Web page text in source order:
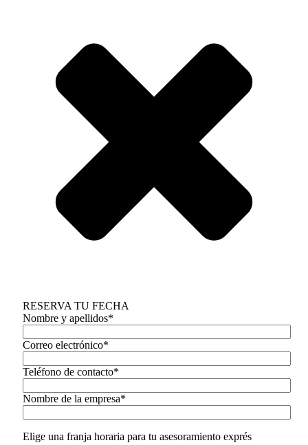
RESERVA TU FECHA
Nombre y apellidos*
Correo electrónico*
Teléfono de contacto*
Nombre de la empresa*
Elige una franja horaria para tu asesoramiento exprés